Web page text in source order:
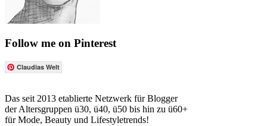
Follow me on Pinterest
Claudias Welt
Das seit 2013 etablierte Netzwerk für Blogger
der Altersgruppen ü30, ü40, ü50 bis hin zu ü60+
für Mode, Beauty und Lifestyletrends!